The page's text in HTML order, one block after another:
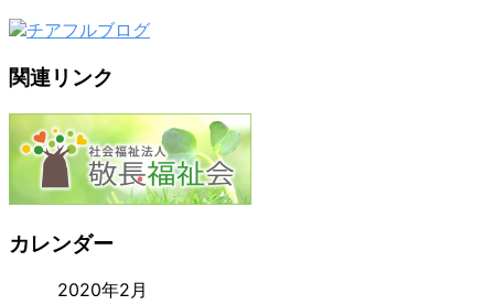
関連リンク
カレンダー
2020年2月